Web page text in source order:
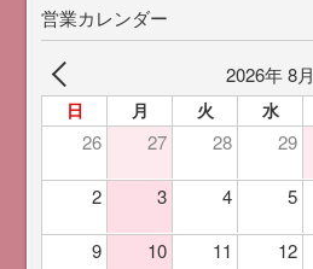
営業カレンダー
2026年 8月
日 月 火 水
26 27 28 29
2 3 4 5
9 10 11 12